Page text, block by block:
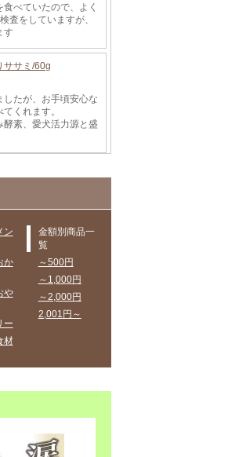
ン
か
や
ー
材
金額別商品一
覧
～500円
～1,000円
～2,000円
2,001円～